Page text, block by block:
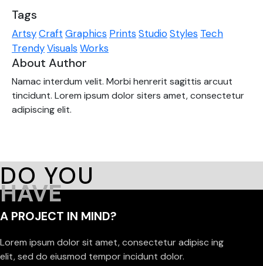
Tags
ArtsyCraft Graphics PrintsStudioStyles Tech
TrendyVisualsWorks
About Author
Namac interdum velit. Morbi henrerit sagittis arcuut
tincidunt. Lorem ipsum dolor siters amet, consectetur
adipiscing elit.
DO YOU
HAVE
A PROJECT IN MIND?
Lorem ipsum dolor sit amet, consectetur adipisc ing
elit, sed do eiusmod tempor incidunt dolor.